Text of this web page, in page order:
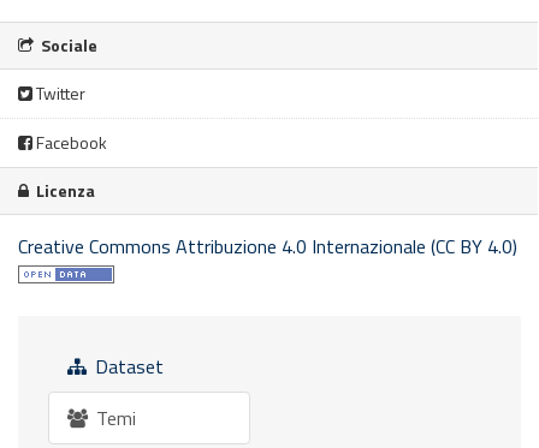
Sociale
Twitter
Facebook
Licenza
Creative Commons Attribuzione 4.0 Internazionale (CC BY 4.0)
Dataset
Temi